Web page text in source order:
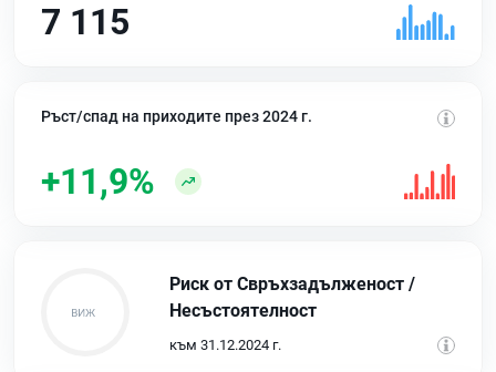
7 115
Ръст/спад на приходите през 2024 г.
+11,9%
Риск от Свръхзадълженост /
Несъстоятелност
към 31.12.2024 г.